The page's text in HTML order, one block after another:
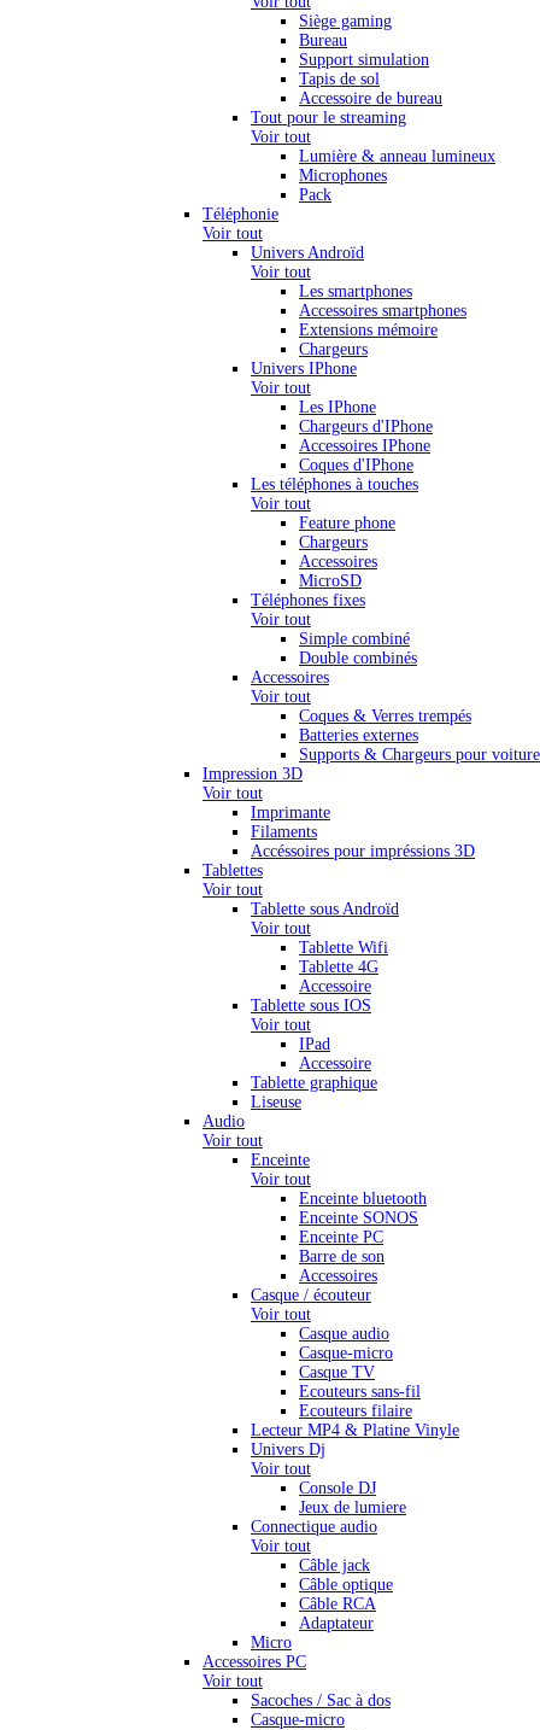
Siège gaming
Bureau
Support simulation
Tapis de sol
Accessoire de bureau
Tout pour le streaming
Voir tout
Lumière & anneau lumineux
Microphones
Pack
Téléphonie
Voir tout
Univers Androïd
Voir tout
Les smartphones
Accessoires smartphones
Extensions mémoire
Chargeurs
Univers IPhone
Voir tout
Les IPhone
Chargeurs d'IPhone
Accessoires IPhone
Coques d'IPhone
Les téléphones à touches
Voir tout
Feature phone
Chargeurs
Accessoires
MicroSD
Téléphones fixes
Voir tout
Simple combiné
Double combinés
Accessoires
Voir tout
Coques & Verres trempés
Batteries externes
Supports & Chargeurs pour voiture
Impression 3D
Voir tout
Imprimante
Filaments
Accéssoires pour impréssions 3D
Tablettes
Voir tout
Tablette sous Androïd
Voir tout
Tablette Wifi
Tablette 4G
Accessoire
Tablette sous IOS
Voir tout
IPad
Accessoire
Tablette graphique
Liseuse
Audio
Voir tout
Enceinte
Voir tout
Enceinte bluetooth
Enceinte SONOS
Enceinte PC
Barre de son
Accessoires
Casque / écouteur
Voir tout
Casque audio
Casque-micro
Casque TV
Ecouteurs sans-fil
Ecouteurs filaire
Lecteur MP4 & Platine Vinyle
Univers Dj
Voir tout
Console DJ
Jeux de lumiere
Connectique audio
Voir tout
Câble jack
Câble optique
Câble RCA
Adaptateur
Micro
Accessoires PC
Voir tout
Sacoches / Sac à dos
Casque-micro